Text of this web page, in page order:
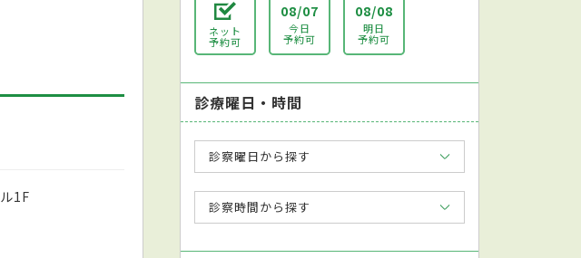
1F
ネット
予約可
08/07
今日
予約可
08/08
明日
予約可
診療曜日・時間
診察曜日から探す
診察時間から探す